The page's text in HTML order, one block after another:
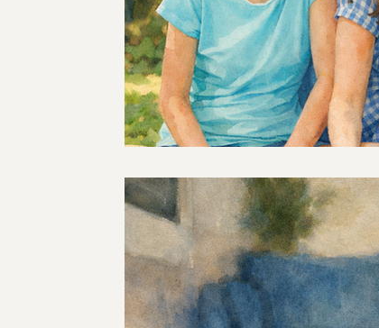
אבל כשהם חוזרים שוב ושוב - הם לא
ובאיזשהו שלב זה כבר לא רק משהו
שקרה בכיתה, אלא משהו שהם מתחילים לחשוב על עצמם. יש הורים
כלום, אבל אני רואה שמשהו השתנה". הם
קצת יותר מכונסים, כאילו סוחבים אית
חברתיות אצל ילדים:
למנגינה